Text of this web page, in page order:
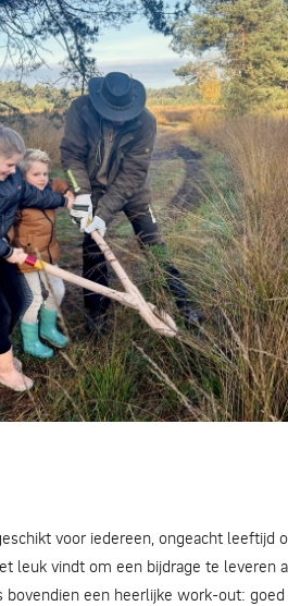
voor iedereen, ongeacht leeftijd
leuk vindt om een bijdrage te leveren
een heerlijke work-out: goed